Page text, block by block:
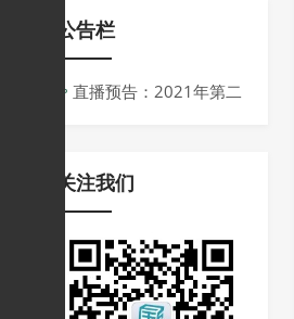
公告栏
直播预告：2021年第二
挑战与应对
关注我们